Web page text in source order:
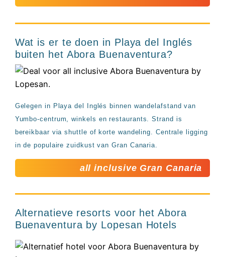
Wat is er te doen in Playa del Inglés
buiten het Abora Buenaventura?
Gelegen in Playa del Inglés binnen wandelafstand van
Yumbo-centrum, winkels en restaurants. Strand is
bereikbaar via shuttle of korte wandeling. Centrale ligging
in de populaire zuidkust van Gran Canaria.
all inclusive Gran Canaria
Alternatieve resorts voor het Abora
Buenaventura by Lopesan Hotels